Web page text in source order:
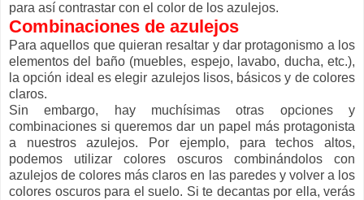
para así contrastar con el color de los azulejos.
Combinaciones de azulejos
Para aquellos que quieran resaltar y dar protagonismo a los
elementos del baño (muebles, espejo, lavabo, ducha, etc.),
la opción ideal es elegir azulejos lisos, básicos y de colores
claros.
Sin embargo, hay muchísimas otras opciones y
combinaciones si queremos dar un papel más protagonista
a nuestros azulejos. Por ejemplo, para techos altos,
podemos utilizar colores oscuros combinándolos con
azulejos de colores más claros en las paredes y volver a los
colores oscuros para el suelo. Si te decantas por ella, verás